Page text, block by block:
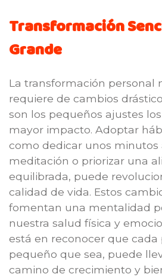
Transformación
Grande
La transformación personal
requiere de cambios
son los pequeños ajustes
mayor impacto. Adoptar
como dedicar unos minutos
meditación o priorizar una
equilibrada, puede
calidad de vida. Estos
fomentan una mentalidad
nuestra salud física y
está en reconocer que cada
pequeño que sea, puede
camino de crecimiento y